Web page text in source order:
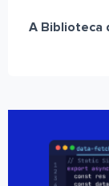
A Biblioteca